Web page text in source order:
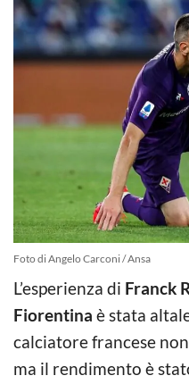
Foto di Angelo Carconi / Ansa
L’esperienza di Franck
Fiorentina è stata
calciatore francese
ma il rendimento è